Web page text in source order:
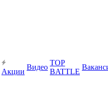
Акции
Видео
TOP
BATTLE